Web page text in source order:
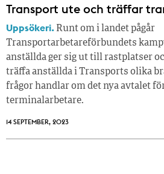
Transport ute och träffar
Uppsökeri. Runt om i landet pågår
Transportarbetareförbundets
anställda ger sig ut till rastplatser
träffa anställda i Transports olika
frågor handlar om det nya avtalet
terminalarbetare.
14 SEPTEMBER, 2023